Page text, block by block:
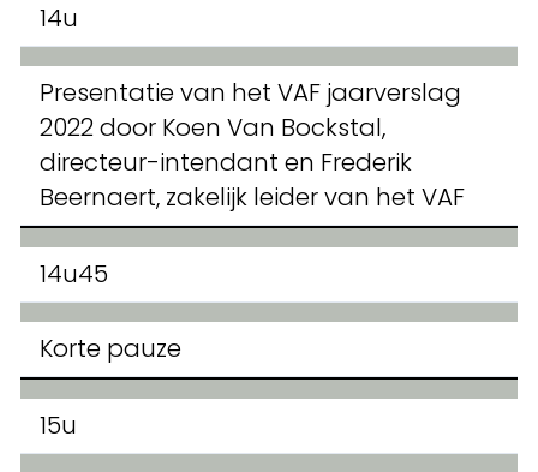
14u
Presentatie van het VAF jaarverslag
2022 door Koen Van Bockstal,
directeur-intendant en Frederik
Beernaert, zakelijk leider van het VAF
14u45
Korte pauze
15u